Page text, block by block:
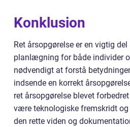
Konklusion
Ret årsopgørelse er en vigtig
planlægning for både individer
nødvendigt at forstå
indsende en korrekt
ret årsopgørelse blevet
være teknologiske fremskridt
den rette viden og